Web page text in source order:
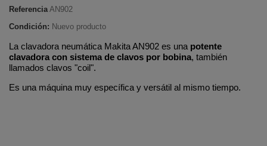
Referencia AN902
Condición: Nuevo producto
La clavadora neumática Makita AN902 es una potente
clavadora con sistema de clavos por bobina, también
llamados clavos "coil".
Es una máquina muy específica y versátil al mismo tiempo.